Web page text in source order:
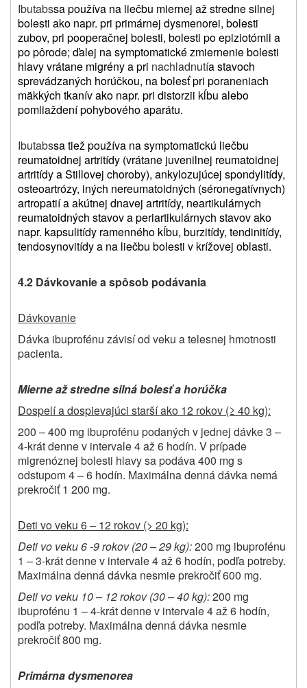
Ibutabssa používa na liečbu miernej až stredne silnej
bolesti ako napr. pri primárnej dysmenorei, bolesti
zubov, pri pooperačnej bolesti, bolesti po epiziotómii a
po pôrode; ďalej na symptomatické zmiernenie bolesti
hlavy vrátane migrény a pri nachladnutía stavoch
sprevádzaných horúčkou, na bolesť pri poraneniach
mäkkých tkanív ako napr. pri distorzii kĺbu alebo
pomliaždení pohybového aparátu.
Ibutabssa tiež používa na symptomatickú liečbu
reumatoidnej artritídy (vrátane juvenilnej reumatoidnej
artritídy a Stillovej choroby), ankylozujúcej spondylitídy,
osteoartrózy, iných nereumatoidných (séronegatívnych)
artropatií a akútnej dnavej artritídy, neartikulárnych
reumatoidných stavov a periartikulárnych stavov ako
napr. kapsulitídy ramenného kĺbu, burzitídy, tendinitídy,
tendosynovitídy a na liečbu bolesti v krížovej oblasti.
4.2 Dávkovanie a spôsob podávania
Dávkovanie
Dávka ibuprofénu závisí od veku a telesnej hmotnosti
pacienta.
Mierne až stredne silná bolesť a horúčka
Dospelí a dospievajúci starší ako 12 rokov (≥ 40 kg):
200 – 400 mg ibuprofénu podaných v jednej dávke 3 –
4-krát denne v intervale 4 až 6 hodín. V prípade
migrenóznej bolesti hlavy sa podáva 400 mg s
odstupom 4 – 6 hodín. Maximálna denná dávka nemá
prekročiť 1 200 mg.
Deti vo veku 6 – 12 rokov (> 20 kg):
Deti vo veku 6 -9 rokov (20 – 29 kg):200 mg ibuprofénu
1 – 3-krát denne v intervale 4 až 6 hodín, podľa potreby.
Maximálna denná dávka nesmie prekročiť 600 mg.
Deti vo veku 10 – 12 rokov (30 – 40 kg):200 mg
ibuprofénu 1 – 4-krát denne v intervale 4 až 6 hodín,
podľa potreby. Maximálna denná dávka nesmie
prekročiť 800 mg.
Primárna dysmenorea